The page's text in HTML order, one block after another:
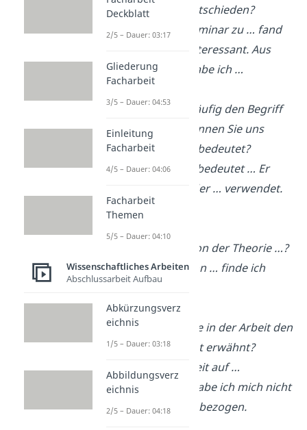
dieses Thema entschieden?
→ Bereits das Seminar zu … fand
ich besonders interessant. Aus
diesem Grund habe ich …
Sie haben nun häufig den Begriff
… verwendet. Können Sie uns
erklären, was er bedeutet?
→ Der Begriff … bedeutet … Er
wird oftmals in der … verwendet.
…
Was halten Sie von der Theorie …?
→ Die Theorie von … finde ich
persönlich …
Warum haben Sie in der Arbeit den
Punkt … gar nicht erwähnt?
→ Da meine Arbeit auf …
beschränkt ist, habe ich mich nicht
auf den Punkt … bezogen.
Deckblatt
2/5 – Dauer: 03:17
Gliederung
Facharbeit
3/5 – Dauer: 04:53
Einleitung
Facharbeit
4/5 – Dauer: 04:06
Facharbeit
Themen
5/5 – Dauer: 04:10
Wissenschaftliches Arbeiten
Abschlussarbeit Aufbau
Abkürzungsverz
eichnis
1/5 – Dauer: 03:18
Abbildungsverz
eichnis
2/5 – Dauer: 04:18